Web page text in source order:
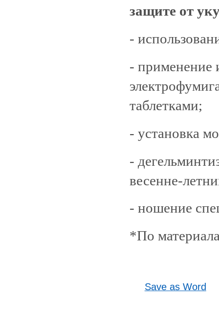
защите от
-
- применение
таблетками;
- установка
-
весенне-
- ношение
*По
Save as Word